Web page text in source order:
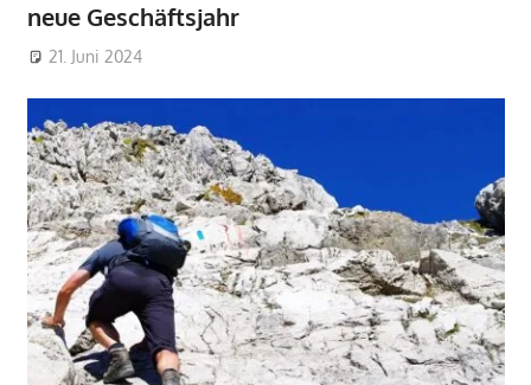
neue Geschäftsjahr
21. Juni 2024